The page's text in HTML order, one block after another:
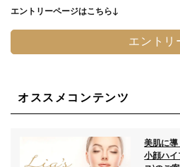
エントリーページはこちら↓
エントリ
オススメコンテンツ
美肌に導
小顔ハイ